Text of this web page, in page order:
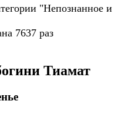
"Непознанное и
7637 раз
Тиамат